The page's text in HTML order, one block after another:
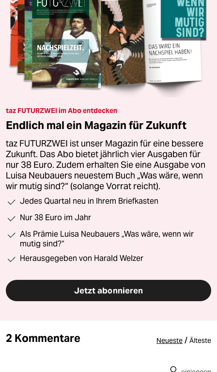
taz FUTURZWEI im Abo entdecken
Endlich mal ein Magazin für Zukunft
taz FUTURZWEI ist unser Magazin für eine bessere
Zukunft. Das Abo bietet jährlich vier Ausgaben für
nur 38 Euro. Zudem erhalten Sie eine Ausgabe von
Luisa Neubauers neuestem Buch „Was wäre, wenn
wir mutig sind?“ (solange Vorrat reicht).
Jedes Quartal neu in Ihrem Briefkasten
Nur 38 Euro im Jahr
Als Prämie Luisa Neubauers „Was wäre, wenn wir
mutig sind?“
Herausgegeben von Harald Welzer
Jetzt abonnieren
2 Kommentare Neueste / Älteste